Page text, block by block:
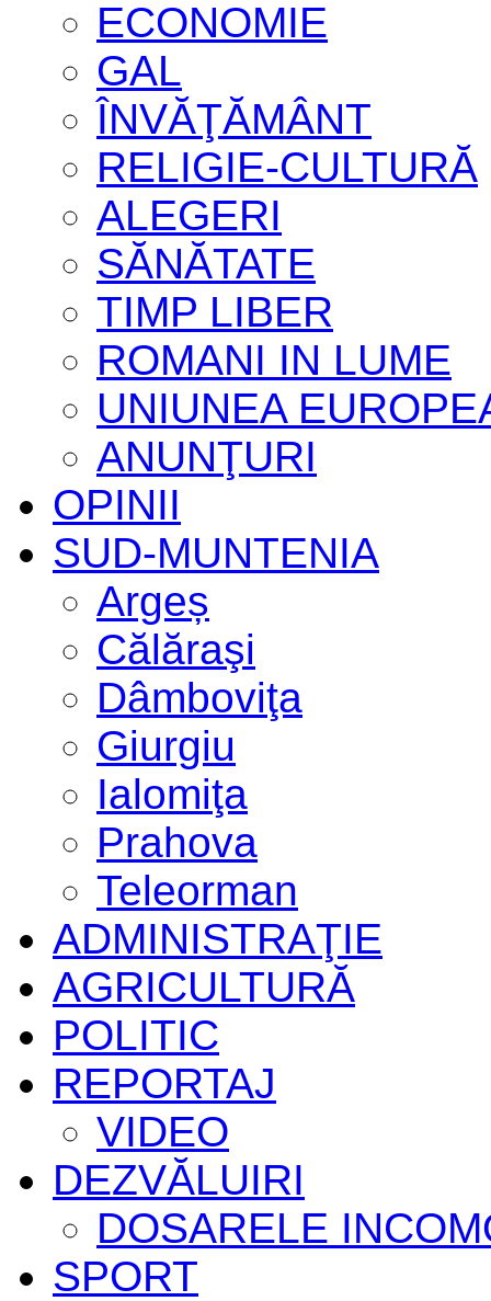
ECONOMIE
GAL
ÎNVĂŢĂMÂNT
RELIGIE-CULTURĂ
ALEGERI
SĂNĂTATE
TIMP LIBER
ROMANI IN LUME
UNIUNEA
ANUNŢURI
OPINII
SUD-MUNTENIA
Argeș
Călăraşi
Dâmboviţa
Giurgiu
Ialomiţa
Prahova
Teleorman
ADMINISTRAŢIE
AGRICULTURĂ
POLITIC
REPORTAJ
VIDEO
DEZVĂLUIRI
DOSARELE
SPORT